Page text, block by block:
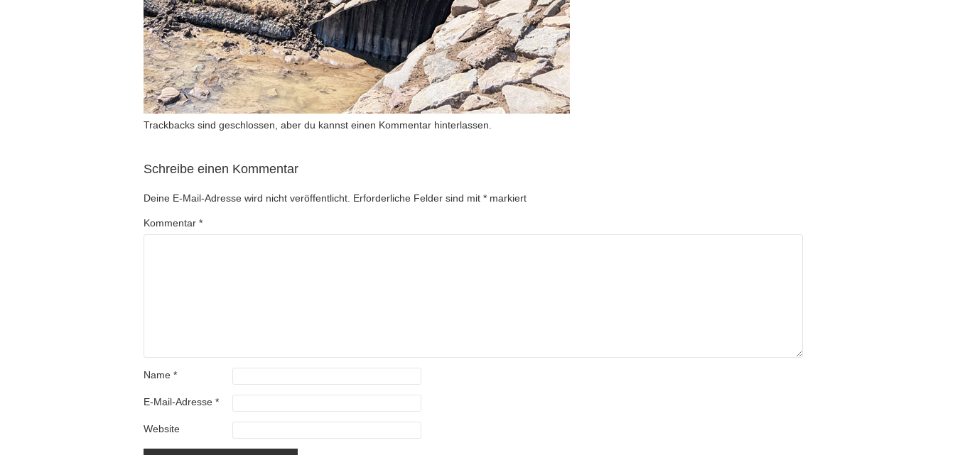
Trackbacks sind geschlossen, aber du kannst einen Kommentar hinterlassen
Schreibe einen Kommentar
Deine E-Mail-Adresse wird nicht veröffentlicht. Erforderliche Felder sind mit * markiert
Kommentar *
Name *
E-Mail-Adresse *
Website